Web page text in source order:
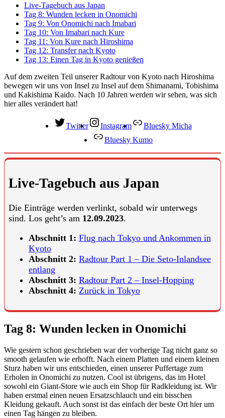
Live-Tagebuch aus Japan
Tag 8: Wunden lecken in Onomichi
Tag 9: Von Onomichi nach Imabari
Tag 10: Von Imabari nach Kure
Tag 11: Von Kure nach Hiroshima
Tag 12: Transfer nach Kyoto
Tag 13: Einen Tag in Kyoto genießen
Auf dem zweiten Teil unserer Radtour von Kyoto nach Hiroshima
bewegen wir uns von Insel zu Insel auf dem Shimanami, Tobishima
und Kakishima Kaido. Nach 10 Jahren werden wir sehen, was sich
hier alles verändert hat!
Twitter Instagram
Bluesky Micha
Bluesky Kumo
Live-Tagebuch aus Japan
Die Einträge werden verlinkt, sobald wir unterwegs
sind. Los geht’s am 12.09.2023.
Abschnitt 1: Flug nach Tokyo und Ankommen in
Kyoto
Abschnitt 2: Radtour Part 1 – Die Seto-Inlandsee
entlang
Abschnitt 3: Radtour Part 2 – Insel-Hopping
Abschnitt 4: Zurück in Tokyo
Tag 8: Wunden lecken in Onomichi
Wie gestern schon geschrieben war der vorherige Tag nicht ganz so
smooth gelaufen wie erhofft. Nach einem Platten und einem kleinen
Sturz haben wir uns entschieden, einen unserer Puffertage zum
Erholen in Onomichi zu nutzen. Cool ist übrigens, das im Hotel
sowohl ein Giant-Store wie auch ein Shop für Radkleidung ist. Wir
haben erstmal einen neuen Ersatzschlauch und ein bisschen
Kleidung gekauft. Auch sonst ist das einfach der beste Ort hier um
einen Tag hängen zu bleiben.